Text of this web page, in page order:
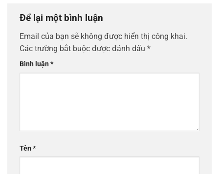
Để lại một bình luận
Email của bạn sẽ không được hiển thị công khai.
Các trường bắt buộc được đánh dấu *
Bình luận*
Tên*